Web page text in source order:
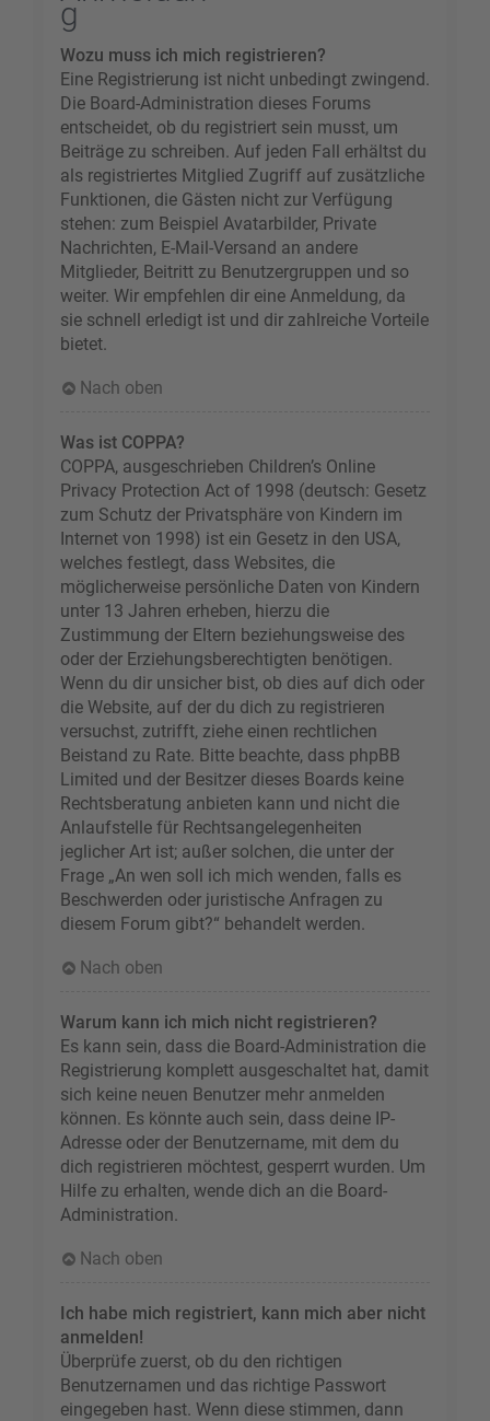
g
Wozu muss ich mich registrieren?
Eine Registrierung ist nicht unbedingt zwingend.
Die Board-Administration dieses Forums
entscheidet, ob du registriert sein musst, um
Beiträge zu schreiben. Auf jeden Fall erhältst du
als registriertes Mitglied Zugriff auf zusätzliche
Funktionen, die Gästen nicht zur Verfügung
stehen: zum Beispiel Avatarbilder, Private
Nachrichten, E-Mail-Versand an andere
Mitglieder, Beitritt zu Benutzergruppen und so
weiter. Wir empfehlen dir eine Anmeldung, da
sie schnell erledigt ist und dir zahlreiche Vorteile
bietet.
Nach oben
Was ist COPPA?
COPPA, ausgeschrieben Children’s Online
Privacy Protection Act of 1998 (deutsch: Gesetz
zum Schutz der Privatsphäre von Kindern im
Internet von 1998) ist ein Gesetz in den USA,
welches festlegt, dass Websites, die
möglicherweise persönliche Daten von Kindern
unter 13 Jahren erheben, hierzu die
Zustimmung der Eltern beziehungsweise des
oder der Erziehungsberechtigten benötigen.
Wenn du dir unsicher bist, ob dies auf dich oder
die Website, auf der du dich zu registrieren
versuchst, zutrifft, ziehe einen rechtlichen
Beistand zu Rate. Bitte beachte, dass phpBB
Limited und der Besitzer dieses Boards keine
Rechtsberatung anbieten kann und nicht die
Anlaufstelle für Rechtsangelegenheiten
jeglicher Art ist; außer solchen, die unter der
Frage „An wen soll ich mich wenden, falls es
Beschwerden oder juristische Anfragen zu
diesem Forum gibt?“ behandelt werden.
Nach oben
Warum kann ich mich nicht registrieren?
Es kann sein, dass die Board-Administration die
Registrierung komplett ausgeschaltet hat, damit
sich keine neuen Benutzer mehr anmelden
können. Es könnte auch sein, dass deine IP-
Adresse oder der Benutzername, mit dem du
dich registrieren möchtest, gesperrt wurden. Um
Hilfe zu erhalten, wende dich an die Board-
Administration.
Nach oben
Ich habe mich registriert, kann mich aber nicht
anmelden!
Überprüfe zuerst, ob du den richtigen
Benutzernamen und das richtige Passwort
eingegeben hast. Wenn diese stimmen, dann